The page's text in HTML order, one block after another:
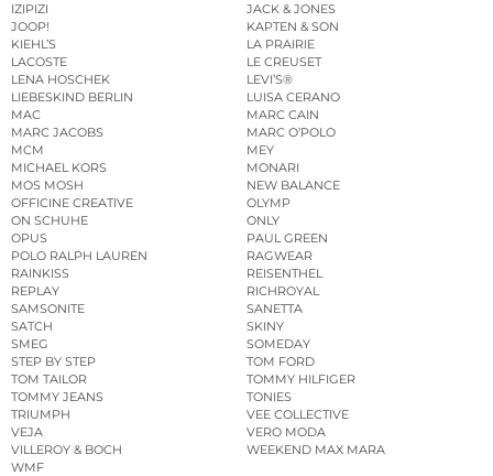
IZIPIZI
JACK & JONES
JOOP!
KAPTEN & SON
KIEHL’S
LA PRAIRIE
LACOSTE
LE CREUSET
LENA HOSCHEK
LEVI’S®
LIEBESKIND BERLIN
LUISA CERANO
MAC
MARC CAIN
MARC JACOBS
MARC O’POLO
MCM
MEY
MICHAEL KORS
MONARI
MOS MOSH
NEW BALANCE
OFFICINE CREATIVE
OLYMP
ON SCHUHE
ONLY
OPUS
PAUL GREEN
POLO RALPH LAUREN
RAGWEAR
RAINKISS
REISENTHEL
REPLAY
RICHROYAL
SAMSONITE
SANETTA
SATCH
SKINY
SMEG
SOMEDAY
STEP BY STEP
TOM FORD
TOM TAILOR
TOMMY HILFIGER
TOMMY JEANS
TONIES
TRIUMPH
VEE COLLECTIVE
VEJA
VERO MODA
VILLEROY & BOCH
WEEKEND MAX MARA
WMF